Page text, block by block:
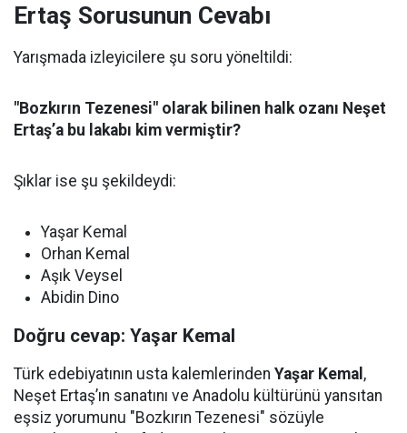
Ertaş Sorusunun Cevabı
Yarışmada izleyicilere şu soru yöneltildi:
"Bozkırın Tezenesi" olarak bilinen halk ozanı Neşet
Ertaş’a bu lakabı kim vermiştir?
Şıklar ise şu şekildeydi:
Yaşar Kemal
Orhan Kemal
Aşık Veysel
Abidin Dino
Doğru cevap: Yaşar Kemal
Türk edebiyatının usta kalemlerinden Yaşar Kemal ,
Neşet Ertaş’ın sanatını ve Anadolu kültürünü yansıtan
eşsiz yorumunu "Bozkırın Tezenesi" sözüyle